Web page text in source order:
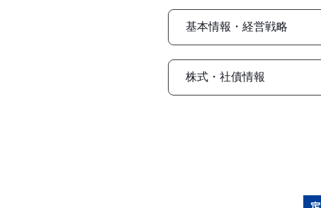
基本情報・経営戦略
株式・社債情報